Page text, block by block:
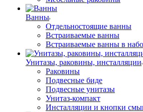
Ванны
Отдельностоящие ванны
Встраиваемые ванны
Встраиваемые ванны в
Унитазы, раковины, инсталляции
Раковины
Подвесные биде
Подвесные унитазы
Унитаз-компакт
Инсталляции и кнопки